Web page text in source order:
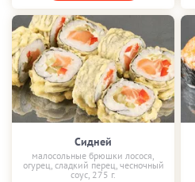
Сидней
малосольные брюшки лосося,
огурец, сладкий перец, чесночный
соус, 275 г.